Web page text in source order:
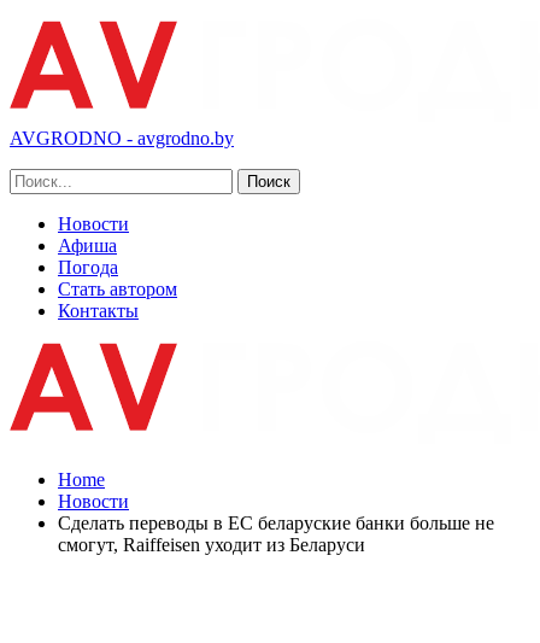
AVGRODNO - avgrodno.by
Новости
Афиша
Погода
Стать автором
Контакты
Home
Новости
Сделать переводы в ЕС беларуские банки больше не
смогут, Raiffeisen уходит из Беларуси